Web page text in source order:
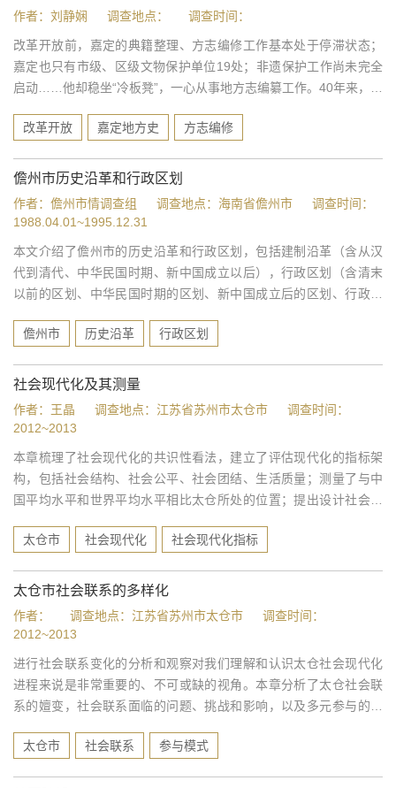
作者：刘静娴 调查地点： 调查时间：
改革开放前，嘉定的典籍整理、方志编修工作基本处于停滞状态；
嘉定也只有市级、区级文物保护单位19处；非遗保护工作尚未完全
启动……他却稳坐“冷板凳”，一心从事地方志编纂工作。40年来，他
庙、秋霞圃，人物如归有光、李流芳、钱大昕；他的声音出现在嘉
改革开放 嘉定地方史 方志编修
儋州市历史沿革和行政区划
作者：儋州市情调查组 调查地点：海南省儋州市
调查时间：
1988.04.01~1995.12.31
本文介绍了儋州市的历史沿革和行政区划，包括建制沿革（含从汉
代到清代、中华民国时期、新中国成立以后），行政区划（含清末
以前的区划、中华民国时期的区划、新中国成立后的区划、行政中
儋州市
历史沿革 行政区划
社会现代化及其测量
作者：王晶 调查地点：江苏省苏州市太仓市
调查时间：
2012~2013
本章梳理了社会现代化的共识性看法，建立了评估现代化的指标架
构，包括社会结构、社会公平、社会团结、生活质量；测量了与中
国平均水平和世界平均水平相比太仓所处的位置；提出设计社会现
以及各个层面的成就和问题，也为指导政府、市场乃至社会适应发
太仓市 社会现代化 社会现代化指标
太仓市社会联系的多样化
作者： 调查地点：江苏省苏州市太仓市
调查时间：
2012~2013
进行社会联系变化的分析和观察对我们理解和认识太仓社会现代化
进程来说是非常重要的、不可或缺的视角。本章分析了太仓社会联
系的嬗变，社会联系面临的问题、挑战和影响，以及多元参与的社
太仓市
社会联系 参与模式